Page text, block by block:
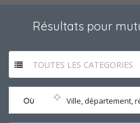
Résultats pour
TOUTES LES CATEGORIES
Où Ville, département,